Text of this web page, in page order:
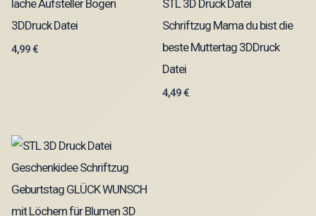
lache Aufsteller Bogen
3DDruck Datei
4,99€
STL 3D Druck Datei
Schriftzug Mama du bist die
beste Muttertag 3DDruck
Datei
4,49€